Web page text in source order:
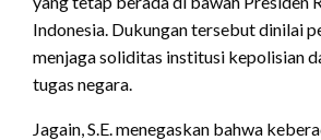
Indonesia. Dukungan tersebut dinilai
menjaga soliditas institusi kepolisian
tugas negara.
Jagain, S.E. menegaskan bahwa